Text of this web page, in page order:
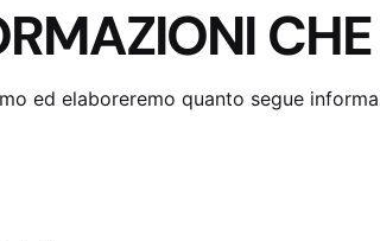
ed elaboreremo quanto segue